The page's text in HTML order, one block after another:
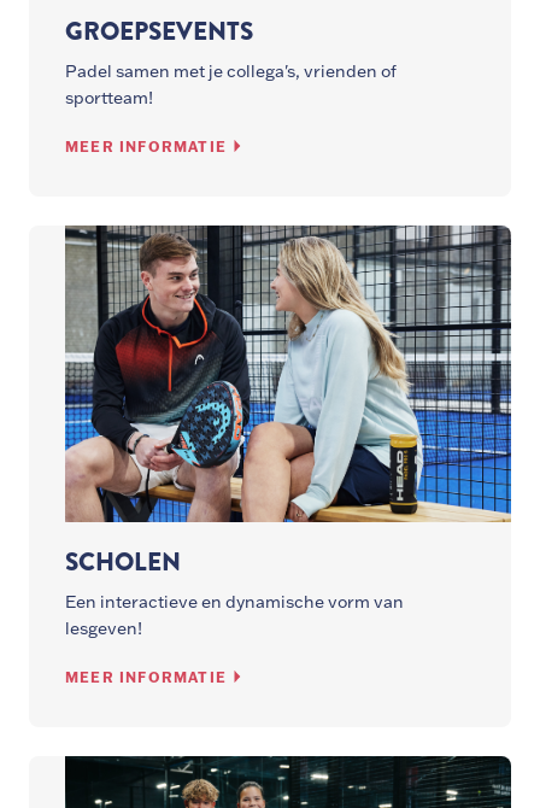
GROEPSEVENTS
Padel samen met je collega's, vrienden of
sportteam!
MEER INFORMATIE
SCHOLEN
Een interactieve en dynamische vorm van
lesgeven!
MEER INFORMATIE